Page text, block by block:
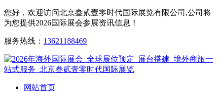
您好，欢迎访问北京叁贰壹零时代国际展览有限公司,公司将
为您提供2026国际展会参展资讯信息！
服务热线： 13621188469
网站首页